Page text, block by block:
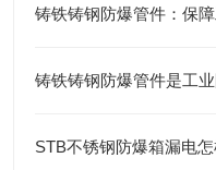
铸铁铸钢防爆管件：保
STB不锈钢防爆箱漏电怎